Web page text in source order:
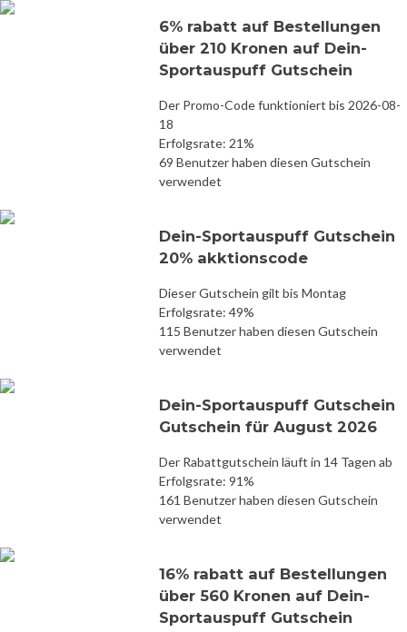
6% rabatt auf Bestellungen
über 210 Kronen auf Dein-
Sportauspuff Gutschein
Der Promo-Code funktioniert bis 2026-08-
18
Erfolgsrate: 21%
69 Benutzer haben diesen Gutschein
verwendet
Dein-Sportauspuff Gutschein
20% akktionscode
Dieser Gutschein gilt bis Montag
Erfolgsrate: 49%
115 Benutzer haben diesen Gutschein
verwendet
Dein-Sportauspuff Gutschein
Gutschein für August 2026
Der Rabattgutschein läuft in 14 Tagen ab
Erfolgsrate: 91%
161 Benutzer haben diesen Gutschein
verwendet
16% rabatt auf Bestellungen
über 560 Kronen auf Dein-
Sportauspuff Gutschein